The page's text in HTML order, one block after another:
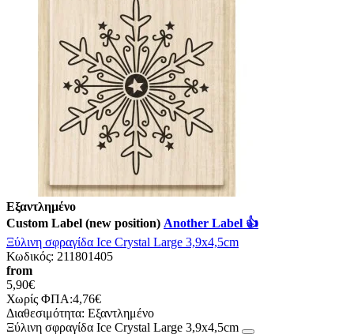
Εξαντλημένο
Custom Label (new position) Another Label 👍
Ξύλινη σφραγίδα Ice Crystal Large 3,9x4,5cm
Κωδικός: 211801405
from
5,90€
Χωρίς ΦΠΑ:4,76€
Διαθεσιμότητα: Εξαντλημένο
Ξύλινη σφραγίδα Ice Crystal Large 3,9x4,5cm